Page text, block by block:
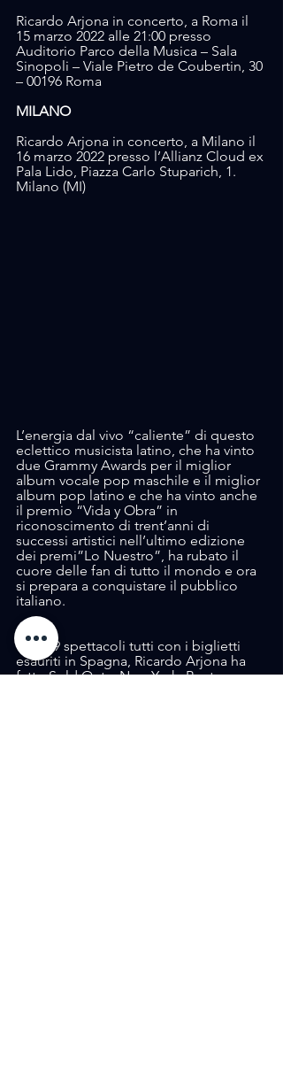
Ricardo Arjona in concerto, a Roma il
15 marzo 2022 alle 21:00 presso
Auditorio Parco della Musica – Sala
Sinopoli – Viale Pietro de Coubertin, 30
– 00196 Roma
MILANO
Ricardo Arjona in concerto, a Milano il
16 marzo 2022 presso l’Allianz Cloud ex
Pala Lido, Piazza Carlo Stuparich, 1.
Milano (MI)
L’energia dal vivo “caliente” di questo
eclettico musicista latino, che ha vinto
due Grammy Awards per il miglior
album vocale pop maschile e il miglior
album pop latino e che ha vinto anche
il premio “Vida y Obra” in
riconoscimento di trent’anni di
successi artistici nell’ultimo edizione
dei premi”Lo Nuestro”, ha rubato il
cuore delle fan di tutto il mondo e ora
si prepara a conquistare il pubblico
italiano.
Con 19 spettacoli tutti con i biglietti
esauriti in Spagna, Ricardo Arjona ha
fatto Sold Out a New York, Boston,